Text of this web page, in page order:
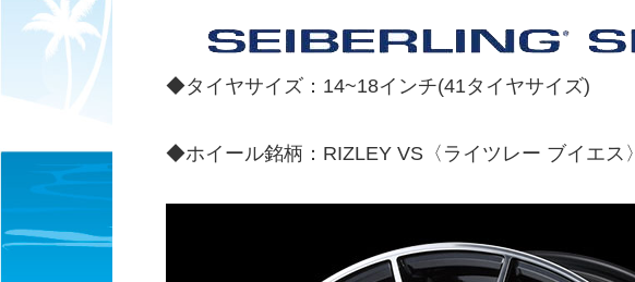
◆タイヤサイズ：14~18インチ(41タイヤサイズ)
◆ホイール銘柄：RIZLEY VS〈ライツレー ブイエス〉